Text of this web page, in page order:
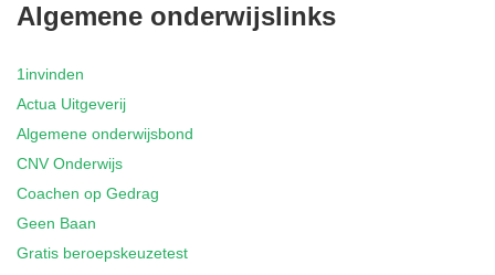
Algemene onderwijslinks
1invinden
Actua Uitgeverij
Algemene onderwijsbond
CNV Onderwijs
Coachen op Gedrag
Geen Baan
Gratis beroepskeuzetest